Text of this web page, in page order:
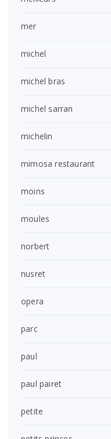
mer
michel
michel bras
michel sarran
michelin
mimosa restaurant
moins
moules
norbert
nusret
opera
parc
paul
paul pairet
petite